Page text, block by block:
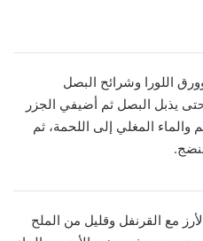
اللورا وشرائح البصل
يذبل البصل ثم أضيفي الجزر
المغلي إلى اللحمة، ثم
مع القرنفل وقليل من الملح